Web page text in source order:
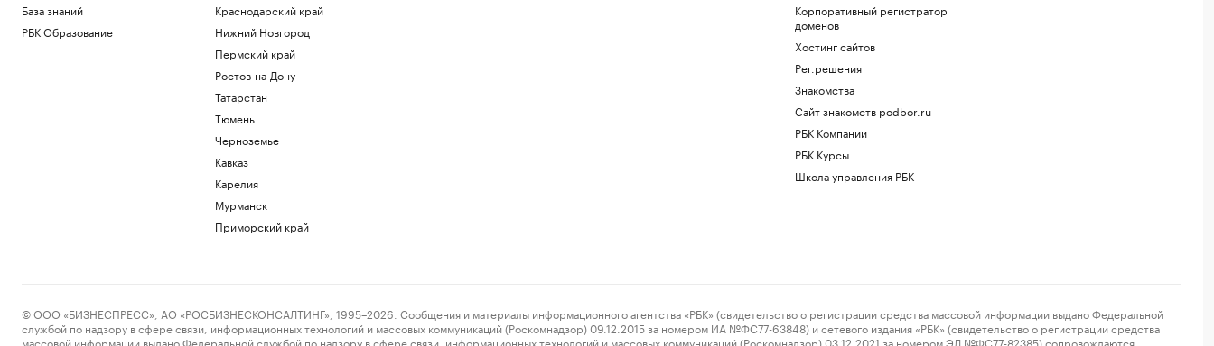
База знаний
РБК Образование
Краснодарский край
Нижний Новгород
Пермский край
Ростов-на-Дону
Татарстан
Тюмень
Черноземье
Кавказ
Карелия
Мурманск
Приморский край
Корпоративный регистратор
доменов
Хостинг сайтов
Рег.решения
Знакомства
Сайт знакомств podbor.ru
РБК Компании
РБК Курсы
Школа управления РБК
© ООО «БИЗНЕСПРЕСС», АО «РОСБИЗНЕСКОНСАЛТИНГ», 1995–2026. Сообщения и материалы информационного агентства «РБК» (свидетельство о регистрации средства массовой информации выдано Федеральной
службой по надзору в сфере связи, информационных технологий и массовых коммуникаций (Роскомнадзор) 09.12.2015 за номером ИА №ФС77-63848) и сетевого издания «РБК» (свидетельство о регистрации средства
массовой информации выдано Федеральной службой по надзору в сфере связи, информационных технологий и массовых коммуникаций (Роскомнадзор) 03.12.2021 за номером ЭЛ №ФС77-82385) сопровождаются